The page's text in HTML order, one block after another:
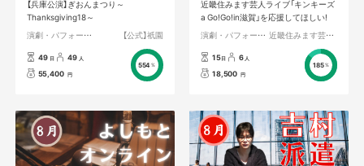
【兵庫公演】ぎおんまつり～
Thanksgiving18～
演劇・パフォーマンス
【公式】祇園
49 日 49 人
55,400 円
554 %
近畿住みます芸人ライブ「キンキーズ
a Go!Go!in滋賀」を応援してほしい!
演劇・パフォーマンス
近畿住みます芸人マネージャー
15 日 6 人
18,500 円
185%